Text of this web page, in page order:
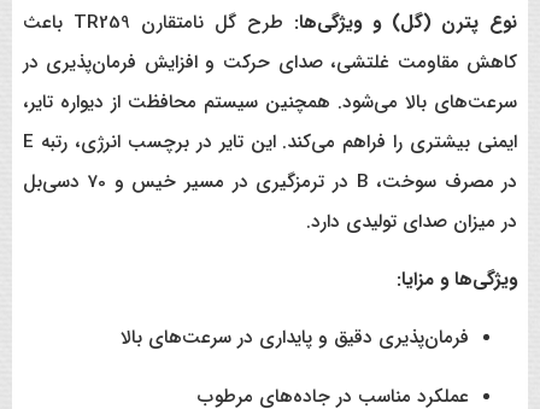
نوع پترن (گل) و ویژگی‌ها:
طرح گل نامتقارن TR259 باعث
کاهش مقاومت غلتشی، صدای حرکت و افزایش فرمان‌پذیری در
سرعت‌های بالا می‌شود. همچنین سیستم محافظت از دیواره تایر،
ایمنی بیشتری را فراهم می‌کند. این تایر در برچسب انرژی، رتبه E
در مصرف سوخت، B در ترمزگیری در مسیر خیس و 70 دسی‌بل
در میزان صدای تولیدی دارد.
ویژگی‌ها و مزایا:
فرمان‌پذیری دقیق و پایداری در سرعت‌های بالا
عملکرد مناسب در جاده‌های مرطوب